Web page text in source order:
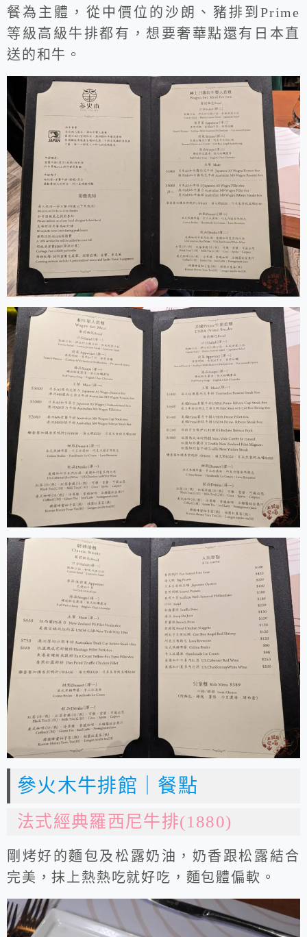
餐為主體，從中價位的沙朗、豬排到Prime
等級高級牛排都有，想要奢華點還有日本直
送的和牛。
參火木牛排館｜餐點
法式經典羅西尼牛排(1880)
剛烤好的麵包及松露奶油，奶香跟松露結合
完美，抹上熱熱吃就好吃，麵包體偏軟。